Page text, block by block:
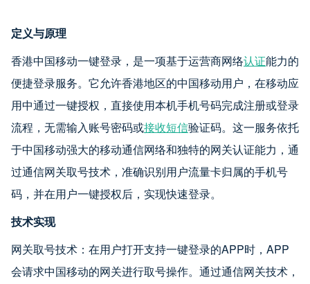
定义与原理
香港中国移动一键登录，是一项基于运营商网络认证能力的
便捷登录服务。它允许香港地区的中国移动用户，在移动应
用中通过一键授权，直接使用本机手机号码完成注册或登录
流程，无需输入账号密码或接收短信验证码。这一服务依托
于中国移动强大的移动通信网络和独特的网关认证能力，通
过通信网关取号技术，准确识别用户流量卡归属的手机号
码，并在用户一键授权后，实现快速登录。
技术实现
网关取号技术：在用户打开支持一键登录的APP时，APP
会请求中国移动的网关进行取号操作。通过通信网关技术，